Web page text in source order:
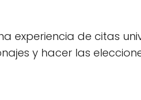
experiencia de citas
y hacer las